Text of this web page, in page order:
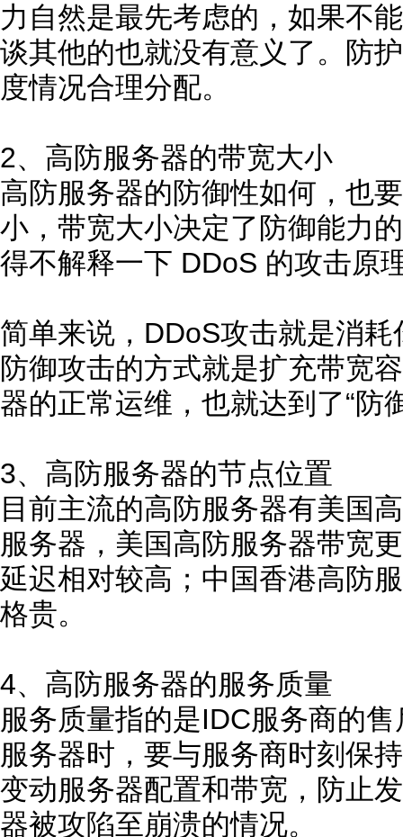
力自然是最先考虑的，如果不
谈其他的也就没有意义了。防
度情况合理分配。
2、高防服务器的带宽大小
高防服务器的防御性如何，也
小，带宽大小决定了防御能力
得不解释一下 DDoS 的攻击原
简单来说，DDoS攻击就是消
防御攻击的方式就是扩充带宽
器的正常运维，也就达到了“防
3、高防服务器的节点位置
目前主流的高防服务器有美国
服务器，美国高防服务器带宽
延迟相对较高；中国香港高防
格贵。
4、高防服务器的服务质量
服务质量指的是IDC服务商的
服务器时，要与服务商时刻保
变动服务器配置和带宽，防止
器被攻陷至崩溃的情况。